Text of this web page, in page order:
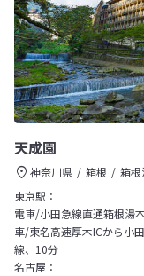
天成園
神奈川県 箱根
箱根
東京駅：
電車/小田急線直通箱根湯
車/東名高速厚木ICから小
線、10分
名古屋：